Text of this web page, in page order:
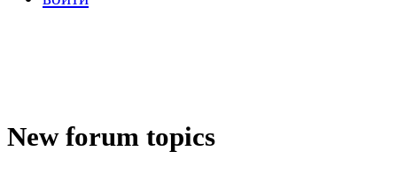
New forum topics